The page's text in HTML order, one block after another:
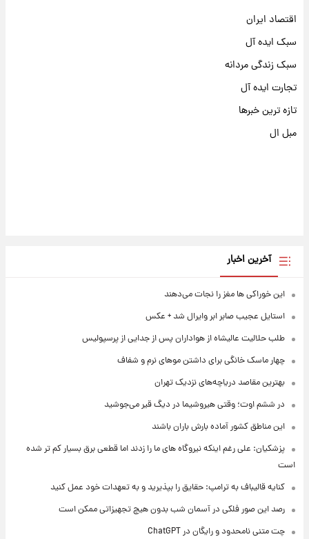
اقتصاد ایران
سبک ایده آل
سبک زندگی مردانه
تجارت ایده آل
تازه ترین خبرها
مبل ال
آخرین اخبار
این خوراکی ها مغز را نجات می‌دهند
استایل عجیب صابر ابر وایرال شد + عکس
طلب حلالیت عالیشاه از هواداران پس از جدایی از پرسپولیس
چهار ماسک خانگی برای داشتن موهای نرم و شفاف
بهترین مقاصد دریاچه‌های نزدیک تهران
در ششم اوت؛ وقتی هیروشیما در دیگ قیر می‌جوشید
این مناطق کشور آماده بارش باران باشند
پزشکیان: علی رغم اینکه نیروگاه های ما را زدند اما قطعی برق بسیار کم تر شده
است
کنایه قالیباف به ترامپ: حقایق را بپذیرید و به تعهدات خود عمل کنید
رصد این صور فلکی در آسمان شب بدون هیچ تجهیزاتی ممکن است
چت متنی نامحدود و رایگان در ChatGPT